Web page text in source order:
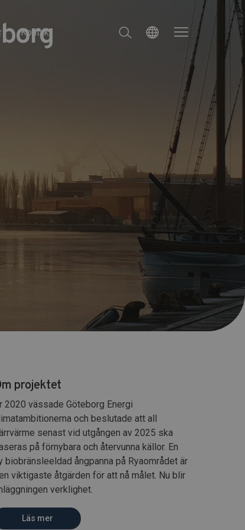
Kontakt
projektet
2020 vässade Göteborg Energi
och beslutade att all
senast vid utgången av 2025 ska
på förnybara och återvunna källor. En
biobränsleeldad ångpanna på Ryaområdet är
viktigaste åtgärden för att nå målet. Nu blir
verklighet.
Läs mer